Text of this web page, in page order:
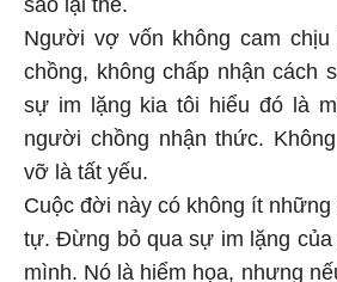
Người vợ vốn không cam chịu
chồng, không chấp nhận cách
sự im lặng kia tôi hiểu đó là
người chồng nhận thức.
vỡ là tất yếu.
Cuộc đời này có không ít
tự. Đừng bỏ qua sự im lặng
mình. Nó là hiểm họa, nhưng